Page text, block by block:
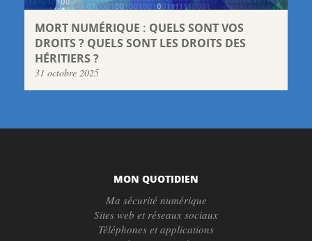
MORT NUMÉRIQUE : QUELS SONT VOS
DROITS ? QUELS SONT LES DROITS DES
HÉRITIERS ?
31 octobre 2025
MON QUOTIDIEN
Ma sécurité numérique
Sites web et réseaux sociaux
Téléphones et applications